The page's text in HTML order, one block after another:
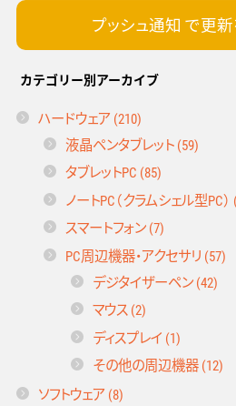
プッシュ通知 で更
カテゴリー別アーカイブ
ハードウェア (210)
液晶ペンタブレット (59)
タブレットPC (85)
ノートPC（クラムシェル型PC）
スマートフォン (7)
PC周辺機器・アクセサリ (57)
デジタイザーペン (42)
マウス (2)
ディスプレイ (1)
その他の周辺機器 (12)
ソフトウェア (8)